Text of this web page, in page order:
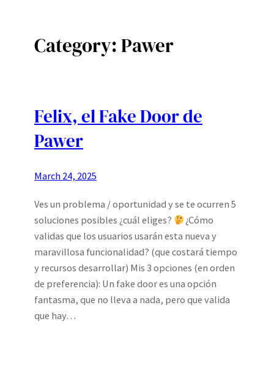
Category:Pawer
Felix, el Fake Door de
Pawer
March 24, 2025
Ves un problema / oportunidad y se te ocurren 5
soluciones posibles ¿cuál eliges?
¿Cómo
validas que los usuarios usarán esta nueva y
maravillosa funcionalidad? (que costará tiempo
y recursos desarrollar) Mis 3 opciones (en orden
de preferencia): Un fake door es una opción
fantasma, que no lleva a nada, pero que valida
que hay…